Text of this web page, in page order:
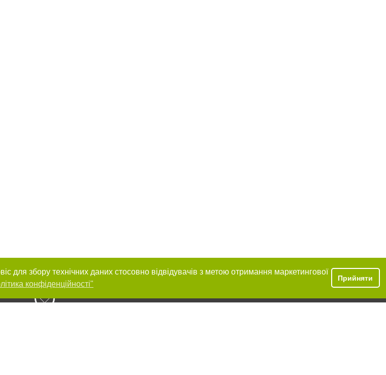
для збору технічних даних стосовно відвідувачів з метою отримання маркетингової
конфіденційності"
Прийняти